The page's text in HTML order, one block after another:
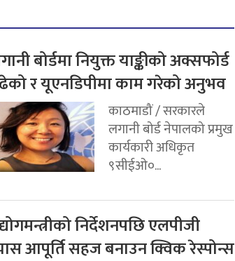
बोर्डमा नियुक्त याङ्कीको अक्सफोर्ड
र यूएनडिपीमा काम गरेको अनुभव
काठमाडौं / सरकारले
लगानी बोर्ड नेपालको प्रमुख
कार्यकारी अधिकृत
९सीईओ०...
निर्देशनपछि एलपीजी
आपूर्ति सहज बनाउन क्विक रेस्पोन्स